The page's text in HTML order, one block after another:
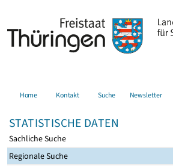
Home Kontakt Suche Newsletter
STATISTISCHE DATEN
Sachliche Suche
Regionale Suche